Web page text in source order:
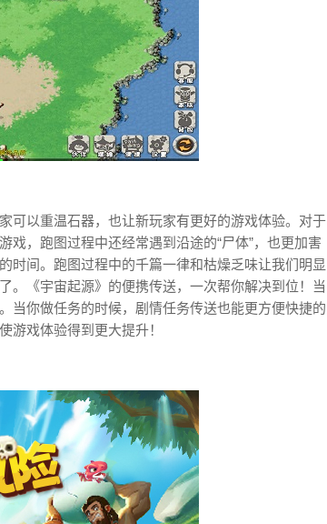
可以重温石器，也让新玩家有更好的游戏体验。对于
，跑图过程中还经常遇到沿途的“尸体”，也更加害
时间。跑图过程中的千篇一律和枯燥乏味让我们明显
。《宇宙起源》的便携传送，一次帮你解决到位！当
当你做任务的时候，剧情任务传送也能更方便快捷的
游戏体验得到更大提升！